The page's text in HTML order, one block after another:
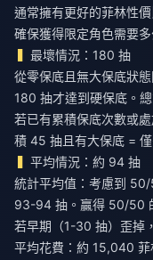
通常擁有更好的菲林性價
確保獲得限定角色需要多
最壞情況：180 抽
從零保底且無大保底狀
180 抽才達到硬保底。
若已有累積保底次數或
積 45 抽且有大保底 =
平均情況：約 94 抽
統計平均值：考慮到
93-94 抽。贏得 50/50
若早期（1-30 抽）歪掉
平均花費：約 15,040 菲